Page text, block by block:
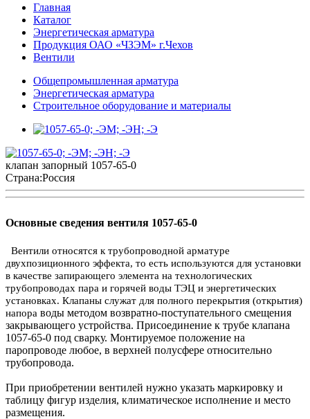
Главная
Каталог
Энергетическая арматура
Продукция ОАО «ЧЗЭМ» г.Чехов
Вентили
Общепромышленная арматура
Энергетическая арматура
Строительное оборудование и материалы
клапан запорный 1057-65-0
Страна:Россия
Основные сведения вентиля 1057-65-0
Вентили относятся к трубопроводной арматуре
двухпозиционного эффекта, то есть используются для установки
в качестве запирающего элемента на технологических
трубопроводах пара и горячей воды ТЭЦ и энергетических
установках. Клапаны служат для полного перекрытия (открытия)
напора воды методом возвратно-поступательного смещения
закрывающего устройства. Присоединение к трубе клапана
1057-65-0 под сварку. Монтируемое положение на
паропроводе любое, в верхней полусфере относительно
трубопровода.
При приобретении вентилей нужно указать маркировку и
таблицу фигур изделия, климатическое исполнение и место
размещения.